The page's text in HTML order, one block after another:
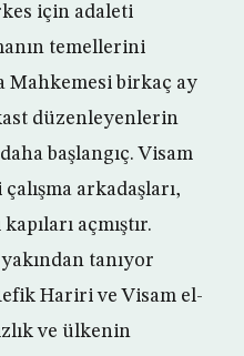
için adaleti
temellerini
Mahkemesi birkaç ay
düzenleyenlerin
başlangıç. Visam
arkadaşları,
açmıştır.
tanıyor
Hariri ve Visam el-
ve ülkenin